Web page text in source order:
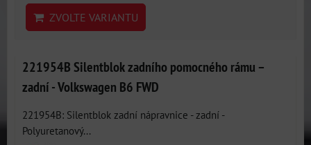
ZVOLTE VARIANTU
221954B Silentblok zadního pomocného rámu –
zadní - Volkswagen B6 FWD
221954B: Silentblok zadní nápravnice - zadní -
Polyuretanový...